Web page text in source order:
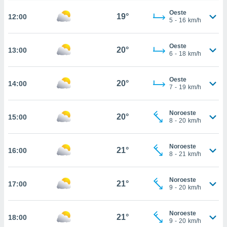
que
sean
para
ni para
no
web a
12:00 19°
Oeste
5 - 16 km/h
13:00 20°
Oeste
6 - 18 km/h
14:00 20°
Oeste
7 - 19 km/h
15:00 20°
Noroeste
8 - 20 km/h
16:00 21°
Noroeste
8 - 21 km/h
17:00 21°
Noroeste
9 - 20 km/h
18:00 21°
Noroeste
9 - 20 km/h